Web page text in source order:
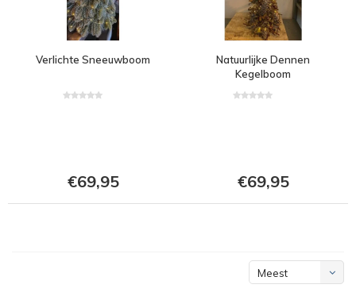
Verlichte Sneeuwboom
€69,95
Natuurlijke Dennen
Kegelboom
€69,95
Meest